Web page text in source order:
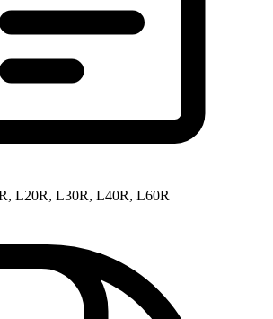
L20R, L30R, L40R, L60R